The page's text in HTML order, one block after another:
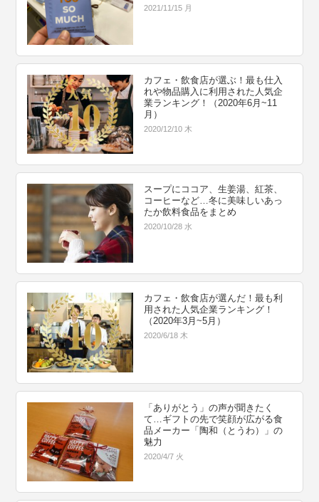
2021/11/15 月
カフェ・飲食店が選ぶ！最も仕入
れや物品購入に利用された人気企
業ランキング！（2020年6月~11
月）
2020/12/10 木
スープにココア、生姜湯、紅茶、
コーヒーなど…冬に美味しいあっ
たか飲料食品をまとめ
2020/10/28 水
カフェ・飲食店が選んだ！最も利
用された人気企業ランキング！
（2020年3月~5月）
2020/6/18 木
「ありがとう」の声が聞きたく
て…ギフトの先で笑顔が広がる食
品メーカー「陶和（とうわ）」の
魅力
2020/4/7 火